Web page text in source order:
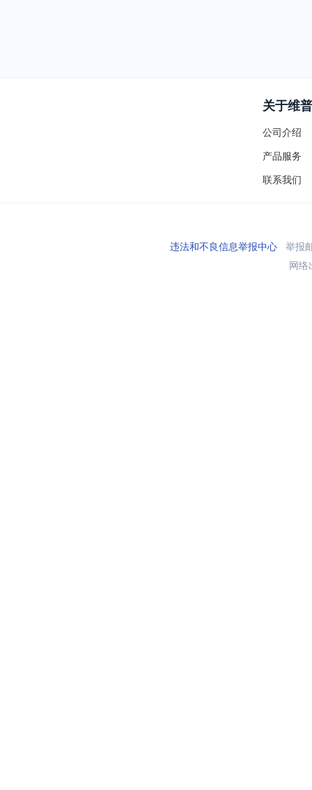
关于维普
公司介绍
产品服务
联系我们
违法和不良信息举报中心举报
网